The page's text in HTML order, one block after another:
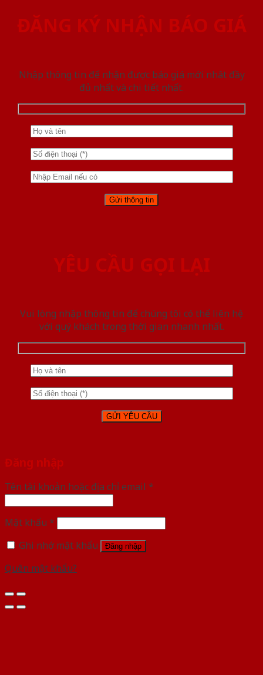
ĐĂNG KÝ NHẬN BÁO GIÁ
Nhập thông tin để nhận được báo giá mới nhât đầy
đủ nhất và chi tiết nhất.
YÊU CẦU GỌI LẠI
Vui lòng nhập thông tin để chúng tôi có thể liên hệ
với quý khách trong thời gian nhanh nhất.
Đăng nhập
Tên tài khoản hoặc địa chỉ email *
Mật khẩu *
Ghi nhớ mật khẩu
Đăng nhập
Quên mật khẩu?